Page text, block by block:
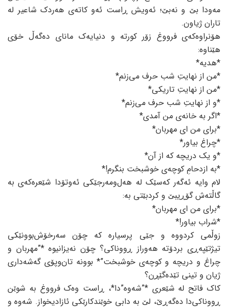
مەودا بێ و نەبێ؛ ئەویش ڕاست ئەو کاتەی هەردک شاعیر لە
تاران ژیاون.
هۆنراوەکەی فرووغ زۆر کورتە و دنیایەک مانای دەگەڵ خۆی
هێناوە:
*هدیە*
*من از نهایتِ شب حرف می‌زنم*
*من از نهایتِ تاریکی*
*و از نهایتِ شب حرف می‌زنم*
*اگر بە خانە‌ی من آمدی*
*برای من ای مهربان*
*چراغ بیاور*
*و یک دریچه کە از آن*
*بە ازدحامِ کوچه‌ی خوشبخت بنگرم!*
لام وایە ئەگەر کەسێک لە هەل‌ومەرجێکی ئەوتۆدا شێعرەکەی بە
گاڵتەش گۆڕیبێ و کردبێتی به:
*برای من ای مهربان*
*شراب بیاور!*
زوڵمی کردووە و جێی پرسیارە کە چۆن سەرخۆش‌بوونێکی
تیژتێپەڕی بردۆتە هەوراز ڕووناکی؟ چۆن نەیزانیوە *”مهربان و
چراغ و دریچە و کوچەی خوشبخت”* بوونە تان‌وپۆی گەشەداری
ژیان و تینی تێدەگێڕن؟
کاک فاتح لە شێعری *”شەوە”دا*، ڕاست وەک فرووغ بە شوێن
ڕووناکی‌دا دەگەڕێ، لێ بە دابی خوێندکارێکی ئازادیخواز. شەوە و